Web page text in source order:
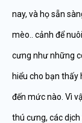
nay, và họ sẵn
mèo.. cảnh để
cưng như những
hiểu cho bạn
đến mức nào. Vì
thú cưng, các